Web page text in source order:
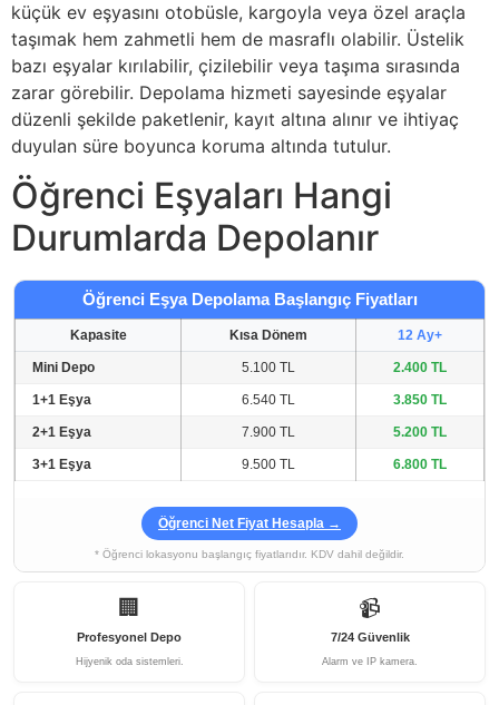
küçük ev eşyasını otobüsle, kargoyla veya özel araçla
taşımak hem zahmetli hem de masraflı olabilir. Üstelik
bazı eşyalar kırılabilir, çizilebilir veya taşıma sırasında
zarar görebilir. Depolama hizmeti sayesinde eşyalar
düzenli şekilde paketlenir, kayıt altına alınır ve ihtiyaç
duyulan süre boyunca koruma altında tutulur.
Öğrenci Eşyaları Hangi
Durumlarda Depolanır
Öğrenci Eşya Depolama Başlangıç Fiyatları
Kapasite Kısa Dönem 12 Ay+
Mini Depo 5.100 TL 2.400 TL
1+1 Eşya 6.540 TL 3.850 TL
2+1 Eşya 7.900 TL 5.200 TL
3+1 Eşya 9.500 TL 6.800 TL
Öğrenci Net Fiyat Hesapla →
* Öğrenci lokasyonu başlangıç fiyatlarıdır. KDV dahil değildir.
🏢
Profesyonel Depo
Hijyenik oda sistemleri.
📹
7/24 Güvenlik
Alarm ve IP kamera.